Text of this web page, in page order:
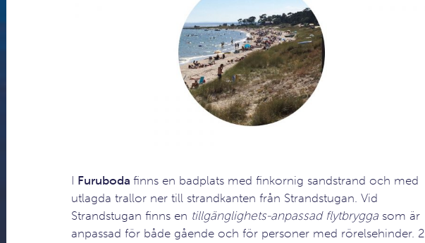
I Furuboda finns en badplats med finkornig sandstrand och med
utlagda trallor ner till strandkanten från Strandstugan. Vid
Strandstugan finns en tillgänglighets-anpassad flytbryggasom är
anpassad för både gående och för personer med rörelsehinder. 2